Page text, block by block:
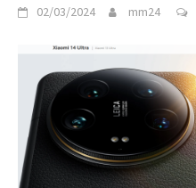
02/03/2024 mm24